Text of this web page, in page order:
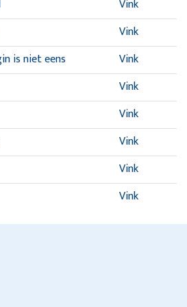
Vink
Vink
is niet eens
Vink
Vink
Vink
Vink
Vink
Vink
Vink